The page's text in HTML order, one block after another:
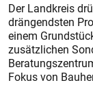
Der Landkreis
drängendsten
einem
zusätzlichen
Fokus von